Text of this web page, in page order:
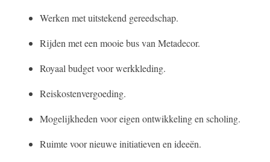
Werken met uitstekend gereedschap.
Rijden met een mooie bus van Metadecor.
Royaal budget voor werkkleding.
Reiskostenvergoeding.
Mogelijkheden voor eigen ontwikkeling en scholing.
Ruimte voor nieuwe initiatieven en ideeën.